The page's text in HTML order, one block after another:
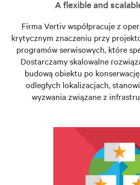
A flexible and
Firma Vertiv współpracuje z
krytycznym znaczeniu przy
programów serwisowych, które
Dostarczamy skalowalne
budową obiektu po
odległych lokalizacjach,
wyzwania związane z